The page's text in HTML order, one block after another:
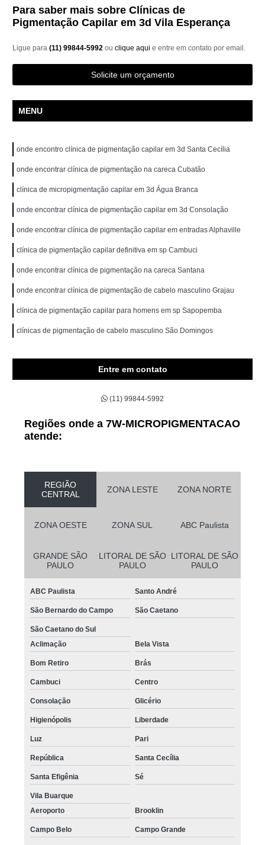
Para saber mais sobre Clínicas de
Pigmentação Capilar em 3d Vila Esperança
Ligue para(11) 99844-5992ouclique aqui e entre em contato por email.
Solicite um orçamento
MENU
onde encontro clínica de pigmentação capilar em 3d Santa Cecília
onde encontrar clínica de pigmentação na careca Cubatão
clínica de micropigmentação capilar em 3d Água Branca
onde encontrar clínica de pigmentação capilar em 3d Consolação
onde encontrar clínica de pigmentação capilar em entradas Alphaville
clínica de pigmentação capilar definitiva em sp Cambuci
onde encontrar clínica de pigmentação na careca Santana
onde encontrar clínica de pigmentação de cabelo masculino Grajau
clínica de pigmentação capilar para homens em sp Sapopemba
clínicas de pigmentação de cabelo masculino São Domingos
Entre em contato
(11) 99844-5992
Regiões onde a 7W-MICROPIGMENTACAO
atende:
REGIÃO
CENTRAL
ZONA LESTE ZONA NORTE
ZONA OESTE ZONA SUL ABC Paulista
GRANDE SÃO
PAULO
LITORAL DE SÃO
PAULO
LITORAL DE SÃO
PAULO
ABC Paulista Santo André
São Bernardo do Campo São Caetano
São Caetano do Sul
Aclimação
Bela Vista
Bom Retiro Brás
Cambuci Centro
Consolação Glicério
Higienópolis Liberdade
Luz Pari
República Santa Cecília
Santa Efigênia Sé
Vila Buarque
Aeroporto
Brooklin
Campo Belo Campo Grande